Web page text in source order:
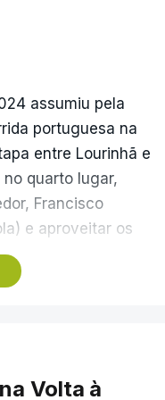
uma subsidiária
e eventos
privados.
denunciando
de Donald Trump
– e criticando
motivadas,
Prémio da Paz
assumiu pela
portuguesa na
entre Lourinhã e
quarto lugar,
Francisco
e aproveitar os
Julius
para envergar a
Sines e Loulé,
Ovos
Volta à